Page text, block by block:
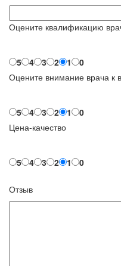
Оцените квалификацию
5 4 3 2 1
0
Оцените внимание врача к
5 4 3 2 1
0
Цена-качество
5 4 3 2 1 0
Отзыв